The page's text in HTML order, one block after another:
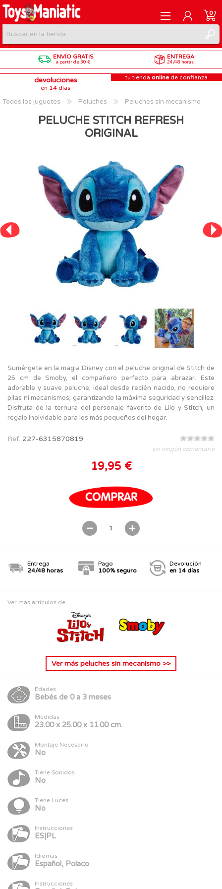
REGISTRARME
INICIAR SESIÓN
0
ENVÍO GRATIS
a partir de 30 €
ENTREGA
24/48 horas
devoluciones
en 14 días
tu tienda online de confianza
Todos los juguetes Peluches Peluches sin mecanismo
PELUCHE STITCH REFRESH
ORIGINAL
Sumérgete en la magia Disney con el peluche original de Stitch de
25 cm de Smoby, el compañero perfecto para abrazar. Este
adorable y suave peluche, ideal desde recién nacido, no requiere
pilas ni mecanismos, garantizando la máxima seguridad y sencillez.
Disfruta de la ternura del personaje favorito de Lilo y Stitch, un
regalo inolvidable para los más pequeños del hogar.
Ref. 227-6315870819
sin ningún comentario
19,95 €
Entrega
24/48 horas
Pago
100% seguro
Devolución
en 14 días
Ver más artículos de...
Ver más peluches sin mecanismo >>
Edades
Bebés de 0 a 3 meses
Medidas
23.00 x 25.00 x 11.00 cm.
Montaje Necesario
No
Tiene Sonidos
No
Tiene Luces
No
Instrucciones
ES|PL
Idiomas
Español, Polaco
Instrucciones